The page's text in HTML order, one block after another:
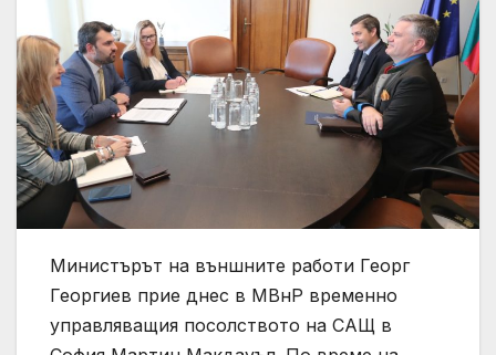
Министърът на външните работи Георг
Георгиев прие днес в МВнР временно
управляващия посолството на САЩ в